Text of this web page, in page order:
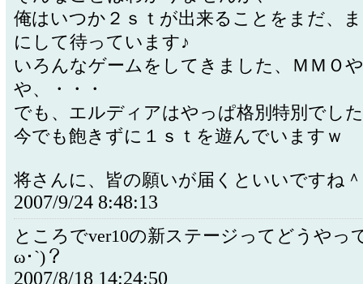
俺はいつか２ｓｔが出来ることをまだ、
にして待っています♪
いろんなゲームをしてきました、ＭＭＯ
や、・・・
でも、エルディアはやっぱ格別特別でし
今でも飽きずに１ｓｔを遊んでいますｗ
将さんに、皆の願いが届くといいですね
2007/9/24 8:48:13
ところでver10の新ステージってどうやっ
ω･`)？
2007/8/18 14:24:50